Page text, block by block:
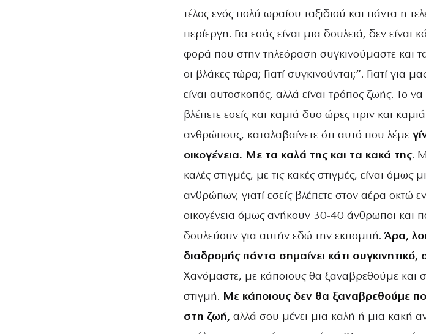
τέλος ενός πολύ ωραίου ταξιδιού και πάντα η
περίεργη. Για εσάς είναι μια δουλειά, δεν είναι
φορά που στην τηλεόραση συγκινούμαστε και τα
οι βλάκες τώρα; Γιατί συγκινούνται;”. Γιατί για
είναι αυτοσκοπός, αλλά είναι τρόπος ζωής. Το
βλέπετε εσείς και καμιά δυο ώρες πριν και
ανθρώπους, καταλαβαίνετε ότι αυτό που λέμε
οικογένεια. Με τα καλά της και τα κακά της.
καλές στιγμές, με τις κακές στιγμές, είναι όμως
ανθρώπων, γιατί εσείς βλέπετε στον αέρα οκτώ
οικογένεια όμως ανήκουν 30-40 άνθρωποι και
δουλεύουν για αυτήν εδώ την εκπομπή.Άρα,
διαδρομής πάντα σημαίνει κάτι συγκινητικό,
Χανόμαστε, με κάποιους θα ξαναβρεθούμε και
στιγμή. Με κάποιους δεν θα ξαναβρεθούμε
στη ζωή, αλλά σου μένει μια καλή ή μια κακή